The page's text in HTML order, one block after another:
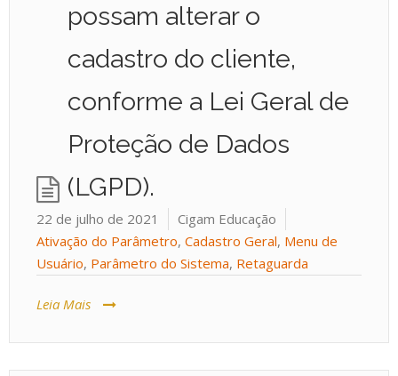
possam alterar o
cadastro do cliente,
conforme a Lei Geral de
Proteção de Dados
(LGPD).
22 de julho de 2021
Cigam Educação
Ativação do Parâmetro, Cadastro Geral, Menu de
Usuário, Parâmetro do Sistema, Retaguarda
Leia Mais